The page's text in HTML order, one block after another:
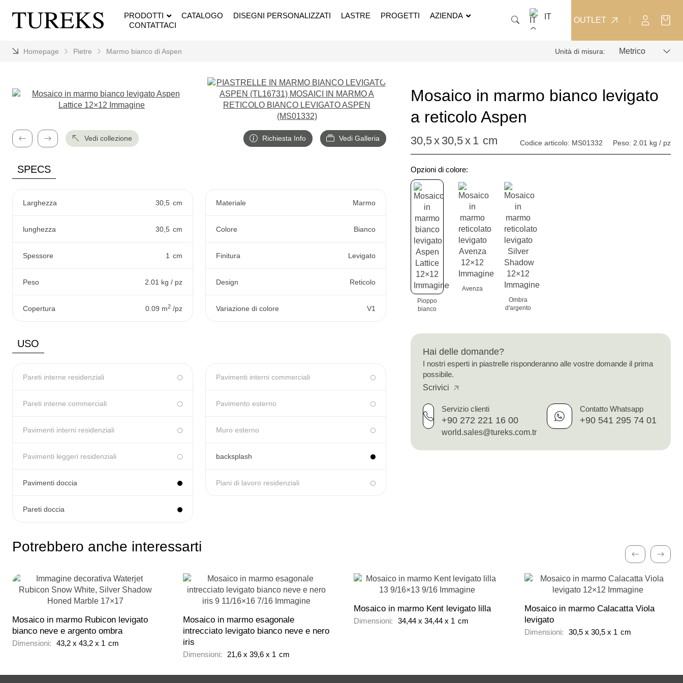
PRODOTTI CATALOGO DISEGNI PERSONALIZZATI LASTRE PROGETTI
AZIENDA
CONTATTACI
IT OUTLET
Homepage Pietre Marmo bianco di Aspen Unità di misura:
PrecedenteAvanti
Vedi collezione Richiesta Info Vedi Galleria
SPECS
Larghezza 30,5 cm
lunghezza 30,5 cm
Spessore 1 cm
Peso 2.01 kg / pz
Copertura 0.09 m2 /pz
Materiale Marmo
Colore Bianco
Finitura Levigato
Design Reticolo
Variazione di colore V1
USO
Pareti interne residenziali
Pareti interne commerciali
Pavimenti interni residenziali
Pavimenti leggeri residenziali
Pavimenti doccia
Pareti doccia
Pavimenti interni commerciali
Pavimento esterno
Muro esterno
backsplash
Piani di lavoro residenziali
Mosaico in marmo bianco levigato
a reticolo Aspen
30,5x 30,5x 1 cm Codice articolo: MS01332 Peso: 2.01 kg / pz
Opzioni di colore:
Pioppo
bianco
Avenza
Ombra
d'argento
Hai delle domande?
I nostri esperti in piastrelle risponderanno alle vostre domande il prima
possibile.
Scrivici
Servizio clienti
+90 272 221 16 00
world.sales@tureks.com.tr
Contatto Whatsapp
+90 541 295 74 01
Potrebbero anche interessarti
Precedente
Avanti
Mosaico in marmo Rubicon levigato
bianco neve e argento ombra
Dimensioni: 43,2 x 43,2 x 1 cm
Mosaico in marmo esagonale
intrecciato levigato bianco neve e nero
iris
Dimensioni: 21,6 x 39,6 x 1 cm
Mosaico in marmo Kent levigato lilla
Dimensioni: 34,44 x 34,44 x 1 cm
Mosaico in marmo Calacatta Viola
levigato
Dimensioni: 30,5 x 30,5 x 1 cm